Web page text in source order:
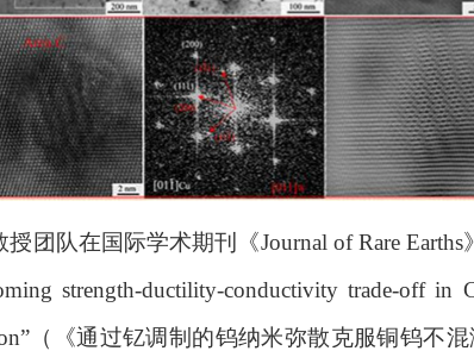
授团队在国际学术期刊 《Journal of Rare Earths》
strength-ductility-conductivity trade-off
（《通过钇调制的钨纳米弥散克服铜钨不